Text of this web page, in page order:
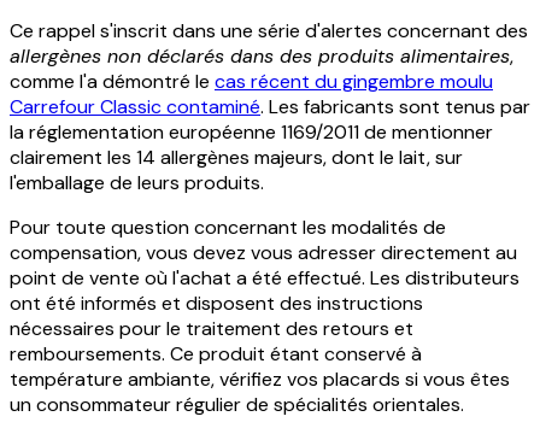
Ce rappel s'inscrit dans une série d'alertes concernant des
allergènes non déclarés dans des produits alimentaires,
comme l'a démontré le cas récent du gingembre moulu
Carrefour Classic contaminé. Les fabricants sont tenus par
la réglementation européenne 1169/2011 de mentionner
clairement les 14 allergènes majeurs, dont le lait, sur
l'emballage de leurs produits.
Pour toute question concernant les modalités de
compensation, vous devez vous adresser directement au
point de vente où l'achat a été effectué. Les distributeurs
ont été informés et disposent des instructions
nécessaires pour le traitement des retours et
remboursements. Ce produit étant conservé à
température ambiante, vérifiez vos placards si vous êtes
un consommateur régulier de spécialités orientales.